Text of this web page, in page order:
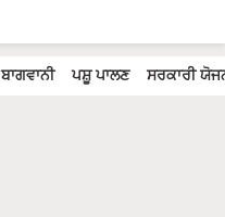
ਬਾਗਵਾਨੀ ਪਸ਼ੂ ਪਾਲਣ ਸਰਕਾਰੀ